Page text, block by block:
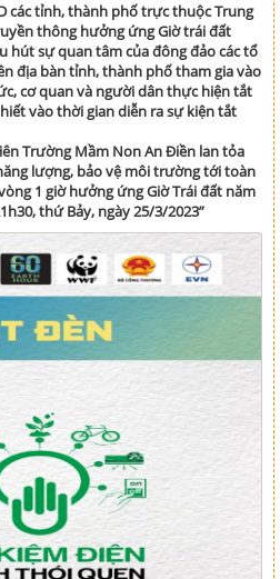
các tỉnh, thành phố trực thuộc Trung
thông hưởng ứng Giờ trái đất
hút sự quan tâm của đông đảo các tổ
địa bàn tỉnh, thành phố tham gia vào
cơ quan và người dân thực hiện tắt
vào thời gian diễn ra sự kiện tắt
Trường Mầm Non An Điền lan tỏa
lượng, bảo vệ môi trường tới toàn
1 giờ hưởng ứng Giờ Trái đất năm
thứ Bảy, ngày 25/3/2023”